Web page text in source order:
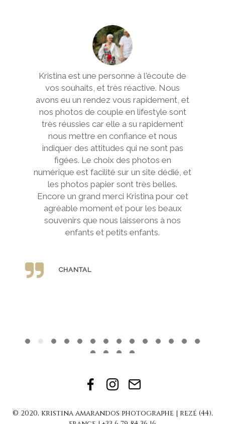
Kristina est une personne à l'écoute de
vos souhaits, et très réactive. Nous
avons eu un rendez vous rapidement, et
nos photos de couple en lifestyle sont
très réussies car elle a su rapidement
nous mettre en confiance et nous
indiquer des attitudes qui ne sont pas
figées. Le choix des photos en
numérique est facilité sur un site dédié, et
les photos papier sont très belles.
Encore un grand merci Kristina pour cet
agréable moment et pour les beaux
souvenirs que nous laisserons à nos
enfants et petits enfants.
CHANTAL
FacebookInstagram
Get
touch
© 2020, kristina amarandos photographe | rezé (44),